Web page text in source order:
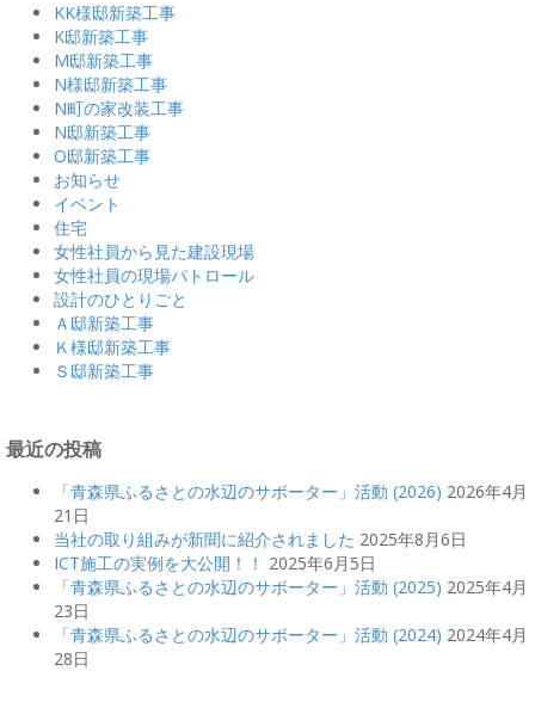
KK様邸新築工事
K邸新築工事
M邸新築工事
N様邸新築工事
N町の家改装工事
N邸新築工事
O邸新築工事
お知らせ
イベント
住宅
女性社員から見た建設現場
女性社員の現場パトロール
設計のひとりごと
Ａ邸新築工事
Ｋ様邸新築工事
Ｓ邸新築工事
最近の投稿
「青森県ふるさとの水辺のサポーター」活動 (2026) 2026年4月
21日
当社の取り組みが新聞に紹介されました 2025年8月6日
ICT施工の実例を大公開！！ 2025年6月5日
「青森県ふるさとの水辺のサポーター」活動 (2025) 2025年4月
23日
「青森県ふるさとの水辺のサポーター」活動 (2024) 2024年4月
28日